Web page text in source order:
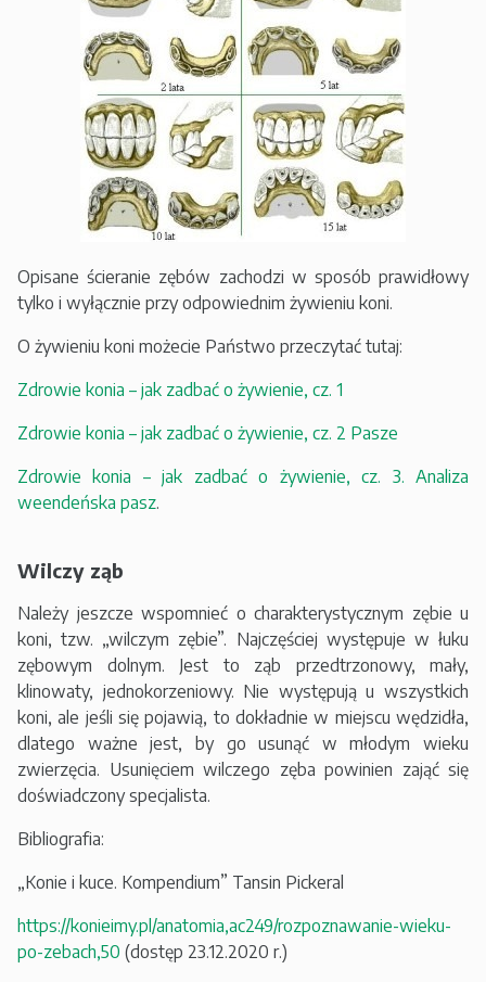
Opisane ścieranie zębów zachodzi w sposób prawidłowy
tylko i wyłącznie przy odpowiednim żywieniu koni.
O żywieniu koni możecie Państwo przeczytać tutaj:
Zdrowie konia – jak zadbać o żywienie, cz. 1
Zdrowie konia – jak zadbać o żywienie, cz. 2 Pasze
Zdrowie konia – jak zadbać o żywienie, cz. 3. Analiza
weendeńska pasz.
Wilczy ząb
Należy jeszcze wspomnieć o charakterystycznym zębie u
koni, tzw. „wilczym zębie”. Najczęściej występuje w łuku
zębowym dolnym. Jest to ząb przedtrzonowy, mały,
klinowaty, jednokorzeniowy. Nie występują u wszystkich
koni, ale jeśli się pojawią, to dokładnie w miejscu wędzidła,
dlatego ważne jest, by go usunąć w młodym wieku
zwierzęcia. Usunięciem wilczego zęba powinien zająć się
doświadczony specjalista.
Bibliografia:
„Konie i kuce. Kompendium” Tansin Pickeral
https://konieimy.pl/anatomia,ac249/rozpoznawanie-wieku-
po-zebach,50 (dostęp 23.12.2020 r.)